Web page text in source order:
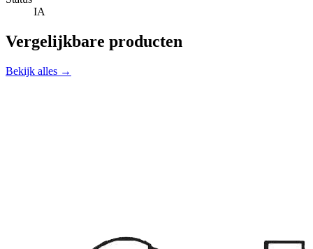
IA
Vergelijkbare producten
Bekijk alles →